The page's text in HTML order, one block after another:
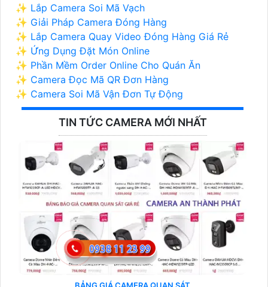
✨ Lắp Camera Soi Mã Vạch
✨ Giải Pháp Camera Đóng Hàng
✨ Lắp Camera Quay Video Đóng Hàng Giá Rẻ
✨ Ứng Dụng Đặt Món Online
✨ Phần Mềm Order Online Cho Quán Ăn
✨ Camera Đọc Mã QR Đơn Hàng
✨ Camera Soi Mã Vận Đơn Tự Động
TIN TỨC CAMERA MỚI NHẤT
BẢNG GIÁ CAMERA QUAN SÁT